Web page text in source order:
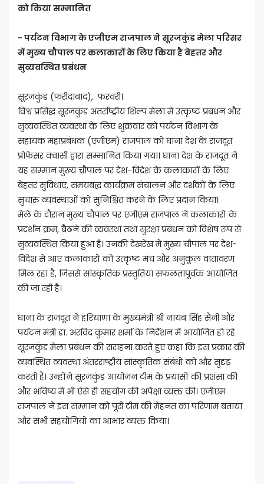
को किया सम्मानित
- पर्यटन विभाग के एजीएम राजपाल ने सूरजकुंड मेला परिसर
में मुख्य चौपाल पर कलाकारों के लिए किया है बेहतर और
सुव्यवस्थित प्रबंधन
सूरजकुंड (फरीदाबाद), फरवरी।
विश्व प्रसिद्ध सूरजकुंड अंतर्राष्ट्रीय शिल्प मेला में उत्कृष्ट प्रबंधन और
सुव्यवस्थित व्यवस्था के लिए शुक्रवार को पर्यटन विभाग के
सहायक महाप्रबंधक (एजीएम) राजपाल को घाना देश के राजदूत
प्रोफेसर क्वासी द्वारा सम्मानित किया गया। घाना देश के राजदूत ने
यह सम्मान मुख्य चौपाल पर देश-विदेश के कलाकारों के लिए
बेहतर सुविधाएं, समयबद्ध कार्यक्रम संचालन और दर्शकों के लिए
सुचारु व्यवस्थाओं को सुनिश्चित करने के लिए प्रदान किया।
मेले के दौरान मुख्य चौपाल पर एजीएम राजपाल ने कलाकारों के
प्रदर्शन क्रम, बैठने की व्यवस्था तथा सुरक्षा प्रबंधन को विशेष रूप से
सुव्यवस्थित किया हुआ है। उनकी देखरेख में मुख्य चौपाल पर देश-
विदेश से आए कलाकारों को उत्कृष्ट मंच और अनुकूल वातावरण
मिल रहा है, जिससे सांस्कृतिक प्रस्तुतियां सफलतापूर्वक आयोजित
की जा रही है।
घाना के राजदूत ने हरियाणा के मुख्यमंत्री श्री नायब सिंह सैनी और
पर्यटन मंत्री डा. अरविंद कुमार शर्मा के निर्देशन में आयोजित हो रहे
सूरजकुंड मेला प्रबंधन की सराहना करते हुए कहा कि इस प्रकार की
व्यवस्थित व्यवस्था अंतरराष्ट्रीय सांस्कृतिक संबंधों को और सुदृढ़
करती है। उन्होंने सूरजकुंड आयोजन टीम के प्रयासों की प्रशंसा की
और भविष्य में भी ऐसे ही सहयोग की अपेक्षा व्यक्त की। एजीएम
राजपाल ने इस सम्मान को पूरी टीम की मेहनत का परिणाम बताया
और सभी सहयोगियों का आभार व्यक्त किया।